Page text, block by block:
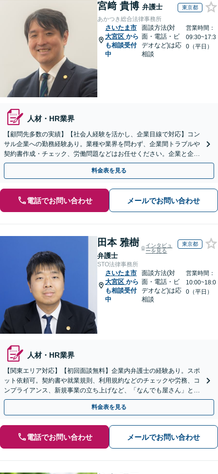
宮﨑 貴博 弁護士 東京都
あかつき総合法律事務所
さいたま市
大宮区 から
も相談受付
中
面談方法(対
面・電話・ビ
デオなど)は応
相談
営業時間：
09:30~17:3
0（平日）
人材・HR業界
【顧問先多数の実績】【社会人経験を活かし、企業目線で対応】コン
サル企業への勤務経験あり。業種や業界を問わず、企業間トラブルや
契約書作成・チェック、労働問題などはお任せください。企業と企業
の連携をつなぐ「橋渡し役」として、企業の発展をサポート
料金表を見る
電話でお問い合わせ メールでお問い合わせ
田本 雅樹
弁護士
インタビュ
ーを見る
東京都
STO法律事務所
さいたま市
大宮区 から
も相談受付
中
面談方法(対
面・電話・ビ
デオなど)は応
相談
営業時間：
10:00~18:0
0（平日）
人材・HR業界
【関東エリア対応】【初回面談無料】企業内弁護士の経験あり。スポ
ット依頼可。契約書や就業規則、利用規約などのチェックや労務、コ
ンプライアンス、新規事業の立ち上げなど、「なんでも屋さん」とし
てオールマイティに対応します【休日・夜間面談可】
料金表を見る
電話でお問い合わせ メールでお問い合わせ